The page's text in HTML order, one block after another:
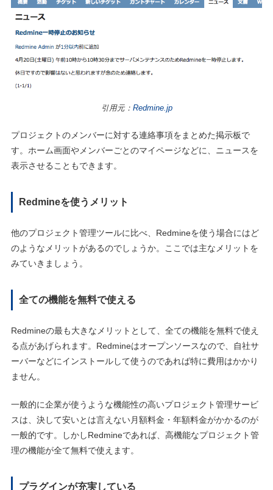
引用元： Redmine.jp
プロジェクトのメンバーに対する連絡事項をまとめた掲示板で
す。ホーム画面やメンバーごとのマイページなどに、ニュースを
表示させることもできます。
Redmineを使うメリット
他のプロジェクト管理ツールに比べ、Redmineを使う場合にはど
のようなメリットがあるのでしょうか。ここでは主なメリットを
みていきましょう。
全ての機能を無料で使える
Redmineの最も大きなメリットとして、全ての機能を無料で使え
る点があげられます。Redmineはオープンソースなので、自社サ
ーバーなどにインストールして使うのであれば特に費用はかかり
ません。
一般的に企業が使うような機能性の高いプロジェクト管理サービ
スは、決して安いとは言えない月額料金・年額料金がかかるのが
一般的です。しかしRedmineであれば、高機能なプロジェクト管
理の機能が全て無料で使えます。
プラグインが充実している